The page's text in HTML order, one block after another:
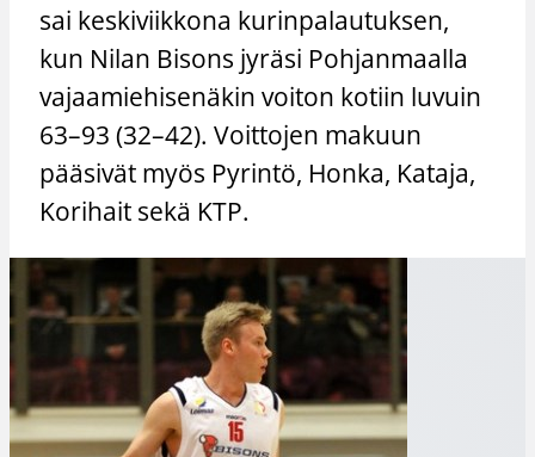
sai keskiviikkona kurinpalautuksen,
kun Nilan Bisons jyräsi Pohjanmaalla
vajaamiehisenäkin voiton kotiin luvuin
63–93 (32–42). Voittojen makuun
pääsivät myös Pyrintö, Honka, Kataja,
Korihait sekä KTP.